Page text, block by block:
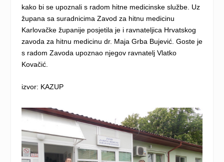
kako bi se upoznali s radom hitne medicinske službe. Uz
župana sa suradnicima Zavod za hitnu medicinu
Karlovačke županije posjetila je i ravnateljica Hrvatskog
zavoda za hitnu medicinu dr. Maja Grba Bujević. Goste je
s radom Zavoda upoznao njegov ravnatelj Vlatko
Kovačić.
izvor: KAZUP